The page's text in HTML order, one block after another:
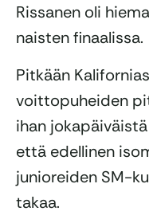
Rissanen oli
naisten finaalissa.
Pitkään
voittopuheiden
ihan
että edellinen
junioreiden SM-
takaa.